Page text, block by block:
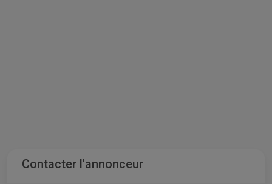
Contacter l'annonceur